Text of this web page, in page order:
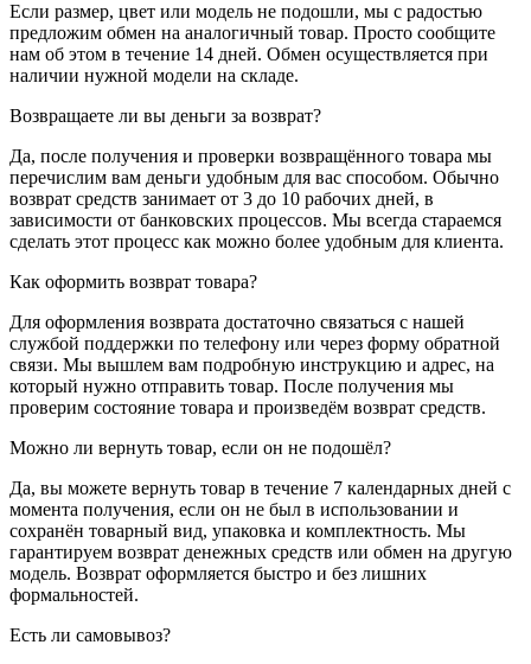
Если размер, цвет или модель не подошли, мы с радостью
предложим обмен на аналогичный товар. Просто сообщите
нам об этом в течение 14 дней. Обмен осуществляется при
наличии нужной модели на складе.
Возвращаете ли вы деньги за возврат?
Да, после получения и проверки возвращённого товара мы
перечислим вам деньги удобным для вас способом. Обычно
возврат средств занимает от 3 до 10 рабочих дней, в
зависимости от банковских процессов. Мы всегда стараемся
сделать этот процесс как можно более удобным для клиента.
Как оформить возврат товара?
Для оформления возврата достаточно связаться с нашей
службой поддержки по телефону или через форму обратной
связи. Мы вышлем вам подробную инструкцию и адрес, на
который нужно отправить товар. После получения мы
проверим состояние товара и произведём возврат средств.
Можно ли вернуть товар, если он не подошёл?
Да, вы можете вернуть товар в течение 7 календарных дней с
момента получения, если он не был в использовании и
сохранён товарный вид, упаковка и комплектность. Мы
гарантируем возврат денежных средств или обмен на другую
модель. Возврат оформляется быстро и без лишних
формальностей.
Есть ли самовывоз?